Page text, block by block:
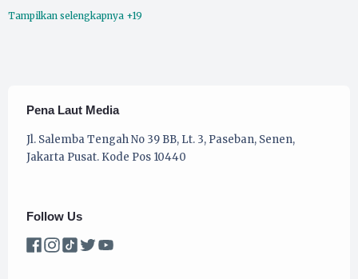
Ekologi
Filsafat
Hukum 2
Kaprodi UMKM 16
Musik
opini
Tampilkan selengkapnya +19
Pena Laut Media
Jl. Salemba Tengah No 39 BB, Lt. 3, Paseban, Senen,
Jakarta Pusat. Kode Pos 10440
Follow Us